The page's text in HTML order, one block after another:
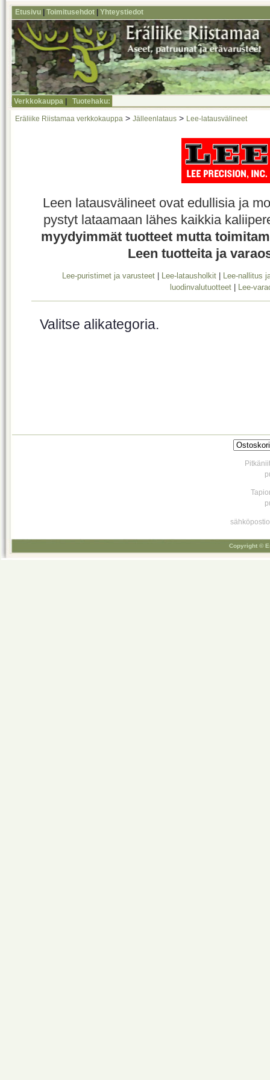
Etusivu Toimitusehdot Yhteystiedot
Verkkokauppa Tuotehaku:
Eräliike Riistamaa verkkokauppa > Jälleenlataus > Lee-latausvälineet
Leen latausvälineet ovat edullisia ja
pystyt lataamaan lähes kaikkia
myydyimmät tuotteet mutta
Leen tuotteita ja
Lee-puristimet ja varusteet Lee-latausholkit
Lee-nallitus
luodinvalutuotteet
Lee-
Valitse alikategoria.
Copyright ©